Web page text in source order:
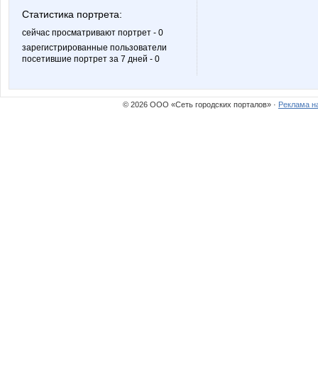
Статистика портрета:
сейчас просматривают портрет - 0
зарегистрированные пользователи
посетившие портрет за 7 дней - 0
© 2026 ООО «Сеть городских порталов» · Реклама